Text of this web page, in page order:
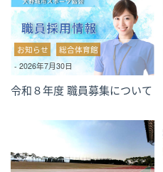
お知らせ
総合体育館
-2026年7月30日
令和８年度 職員募集について